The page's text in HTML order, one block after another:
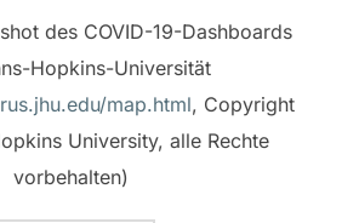
des COVID-19-Dashboards
Hopkins-Universität
map.html, Copyright
University, alle Rechte
vorbehalten)